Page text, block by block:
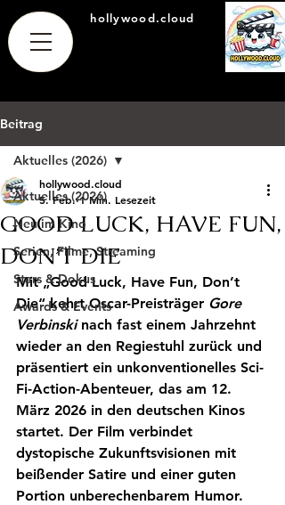
hollywood.cloud
Beitrag
Aktuelles (2026)
Neu im Kino
Serien, Filme, Streaming
Stars & Dokus
Awards & Events
Aktuelles (2026)
GOOD LUCK, HAVE FUN,
DON’T DIE
hollywood.cloud
5. Feb. 1 Min. Lesezeit
Mit „Good Luck, Have Fun, Don’t
Die“ kehrt Oscar-Preisträger Gore
Verbinski nach fast einem Jahrzehnt
wieder an den Regiestuhl zurück und
präsentiert ein unkonventionelles Sci-
Fi-Action-Abenteuer, das am 12.
März 2026 in den deutschen Kinos
startet. Der Film verbindet
dystopische Zukunftsvisionen mit
beißender Satire und einer guten
Portion unberechenbarem Humor.